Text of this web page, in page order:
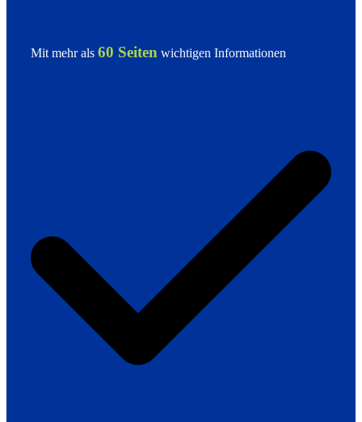
Mit mehr als 60 Seiten wichtigen Informationen